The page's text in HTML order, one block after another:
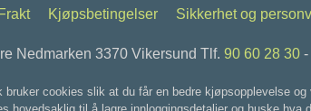
Kjøpsbetingelser Sikkerhet og
Nedmarken 3370 Vikersund Tlf. 90 60 28 30 -
bruker cookies slik at du får en bedre kjøpsopplevelse